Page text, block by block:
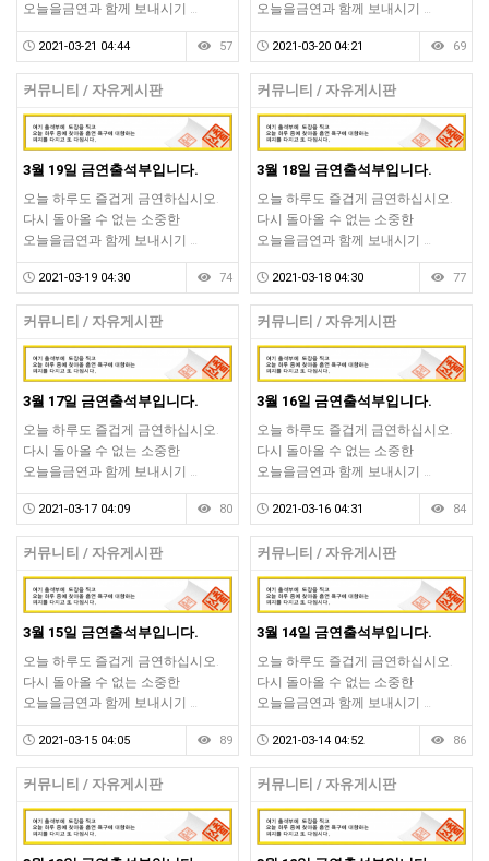
오늘을금연과 함께 보내시기 …
2021-03-21 04:44 57
오늘을금연과 함께 보내시기 …
2021-03-20 04:21 69
커뮤니티 / 자유게시판
3월 19일 금연출석부입니다.
오늘 하루도 즐겁게 금연하십시오.
다시 돌아올 수 없는 소중한
오늘을금연과 함께 보내시기 …
2021-03-19 04:30 74
커뮤니티 / 자유게시판
3월 18일 금연출석부입니다.
오늘 하루도 즐겁게 금연하십시오.
다시 돌아올 수 없는 소중한
오늘을금연과 함께 보내시기 …
2021-03-18 04:30 77
커뮤니티 / 자유게시판
3월 17일 금연출석부입니다.
오늘 하루도 즐겁게 금연하십시오.
다시 돌아올 수 없는 소중한
오늘을금연과 함께 보내시기 …
2021-03-17 04:09 80
커뮤니티 / 자유게시판
3월 16일 금연출석부입니다.
오늘 하루도 즐겁게 금연하십시오.
다시 돌아올 수 없는 소중한
오늘을금연과 함께 보내시기 …
2021-03-16 04:31 84
커뮤니티 / 자유게시판
3월 15일 금연출석부입니다.
오늘 하루도 즐겁게 금연하십시오.
다시 돌아올 수 없는 소중한
오늘을금연과 함께 보내시기 …
2021-03-15 04:05 89
커뮤니티 / 자유게시판
3월 14일 금연출석부입니다.
오늘 하루도 즐겁게 금연하십시오.
다시 돌아올 수 없는 소중한
오늘을금연과 함께 보내시기 …
2021-03-14 04:52 86
커뮤니티 / 자유게시판 커뮤니티 / 자유게시판